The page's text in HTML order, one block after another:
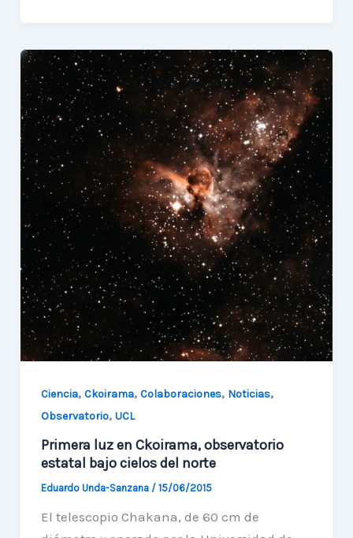
Ckoirama,
Chilean
state-
owned
observatory
under
desert
skies
Ciencia, Ckoirama, Colaboraciones, Noticias,
Observatorio, UCL
Primera luz en Ckoirama, observatorio
estatal bajo cielos del norte
Eduardo Unda-Sanzana / 15/06/2015
El telescopio Chakana, de 60 cm de